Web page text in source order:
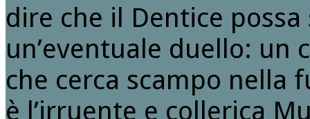
dire che il Dentice
un’eventuale duello: un
che cerca scampo nella
è l’irruente e collerica